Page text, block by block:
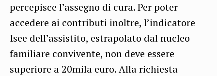
percepisce l’assegno di cura. Per poter
accedere ai contributi inoltre, l’indicatore
Isee dell’assistito, estrapolato dal nucleo
familiare convivente, non deve essere
superiore a 20mila euro. Alla richiesta